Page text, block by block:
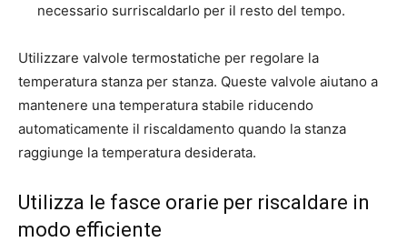
necessario surriscaldarlo per il resto del tempo.
Utilizzare valvole termostatiche per regolare la
temperatura stanza per stanza. Queste valvole aiutano a
mantenere una temperatura stabile riducendo
automaticamente il riscaldamento quando la stanza
raggiunge la temperatura desiderata.
Utilizza le fasce orarie per riscaldare in
modo efficiente